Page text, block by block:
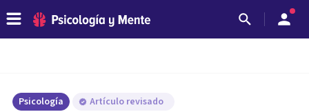
Psicología Artículo revisado